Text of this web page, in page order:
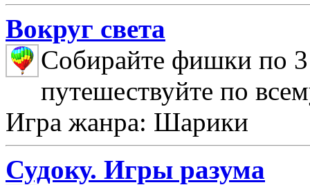
Вокруг света
Собирайте фишки по
путешествуйте по
Игра жанра: Шарики
Судоку. Игры разума